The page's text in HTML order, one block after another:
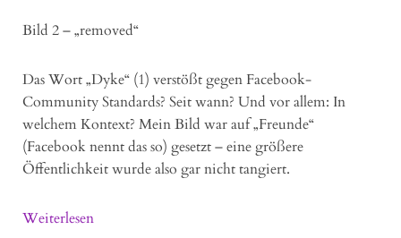
Bild 2 – „removed“
Das Wort „Dyke“ (1) verstößt gegen Facebook-
Community Standards? Seit wann? Und vor allem: In
welchem Kontext? Mein Bild war auf „Freunde“
(Facebook nennt das so) gesetzt – eine größere
Öffentlichkeit wurde also gar nicht tangiert.
Weiterlesen